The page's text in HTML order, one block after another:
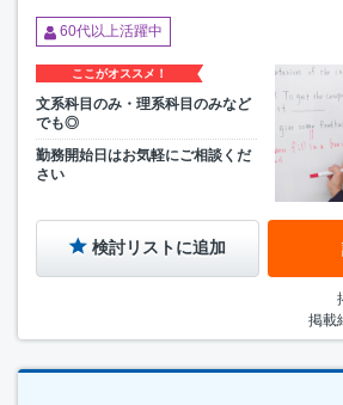
60代以上活躍中
ここがオススメ！
文系科目のみ・理系科目のみなど
でも◎
勤務開始日はお気軽にご相談くだ
さい
検討リストに追加
掲載